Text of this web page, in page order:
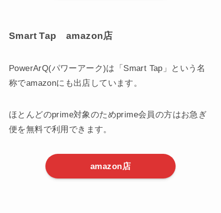
Smart Tap amazon店
PowerArQ(パワーアーク)は「Smart Tap」という名
称でamazonにも出店しています。
ほとんどのprime対象のためprime会員の方はお急ぎ
便を無料で利用できます。
amazon店